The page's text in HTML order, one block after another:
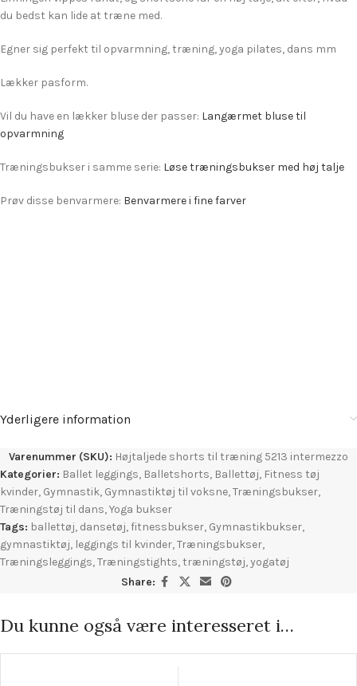
du bedst kan lide at træne med.
Egner sig perfekt til opvarmning, træning, yoga pilates, dans mm
Lækker pasform.
Vil du have en lækker bluse der passer: Langærmet bluse til
opvarmning
Træningsbukser i samme serie: Løse træningsbukser med høj talje
Prøv disse benvarmere: Benvarmere i fine farver
Yderligere information
Varenummer (SKU): Højtaljede shorts til træning 5213 intermezzo
Kategorier: Ballet leggings, Balletshorts, Ballettøj, Fitness tøj
kvinder, Gymnastik, Gymnastiktøj til voksne,Træningsbukser,
Træningstøj til dans,Yoga bukser
Tags: ballettøj, dansetøj,fitnessbukser, Gymnastikbukser,
gymnastiktøj, leggings til kvinder,Træningsbukser,
Træningsleggings,Træningstights,træningstøj,yogatøj
Share:
Du kunne også være interesseret i…